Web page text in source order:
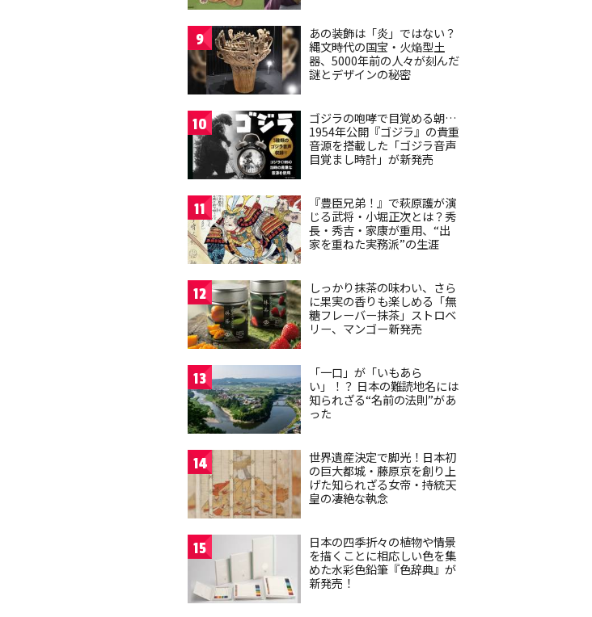
9
あの装飾は「炎」ではない？
縄文時代の国宝・火焔型土
器、5000年前の人々が刻んだ
謎とデザインの秘密
10
ゴジラの咆哮で目覚める朝…
1954年公開『ゴジラ』の貴重
音源を搭載した「ゴジラ音声
目覚まし時計」が新発売
11
『豊臣兄弟！』で萩原護が演
じる武将・小堀正次とは？秀
長・秀吉・家康が重用、“出
家を重ねた実務派”の生涯
12
しっかり抹茶の味わい、さら
に果実の香りも楽しめる「無
糖フレーバー抹茶」ストロベ
リー、マンゴー新発売
13
「一口」が「いもあら
い」！？ 日本の難読地名には
知られざる“名前の法則”があ
った
14
世界遺産決定で脚光！日本初
の巨大都城・藤原京を創り上
げた知られざる女帝・持統天
皇の凄絶な執念
15
日本の四季折々の植物や情景
を描くことに相応しい色を集
めた水彩色鉛筆『色辞典』が
新発売！